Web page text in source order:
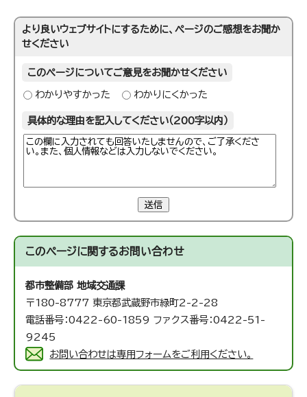
より良いウェブサイトにするために、ページのご感想をお聞か
せください
このページについてご意見をお聞かせください
わかりやすかった わかりにくかった
具体的な理由を記入してください（200字以内）
送信
このページに関するお問い合わせ
都市整備部 地域交通課
〒180-8777 東京都武蔵野市緑町2-2-28
電話番号：0422-60-1859 ファクス番号：0422-51-
9245
お問い合わせは専用フォームをご利用ください。